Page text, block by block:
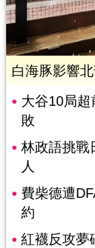
白海豚影響
大谷10局
敗
林政語挑
人
費柴德遭
約
紅襪反攻